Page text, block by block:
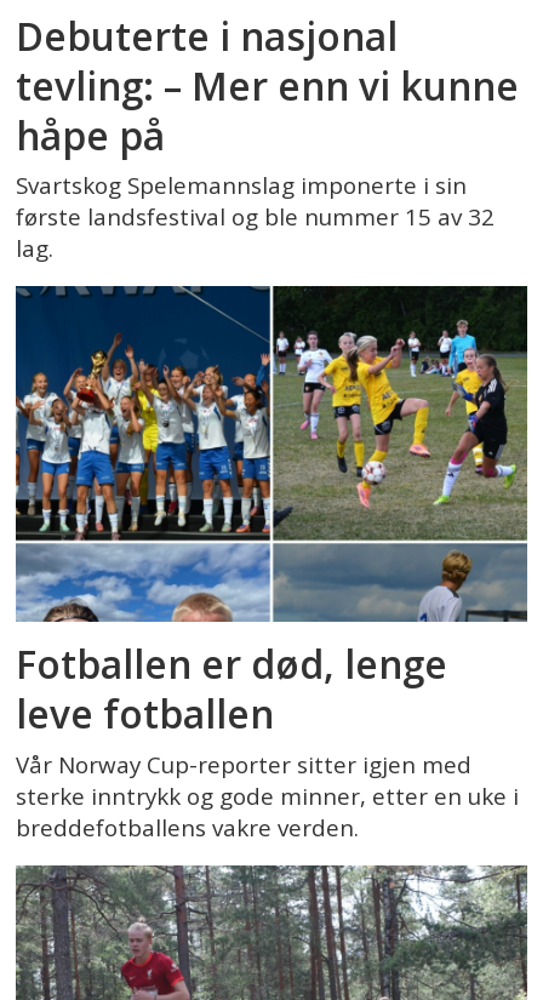
Debuterte i nasjonal
tevling: – Mer enn vi kunne
håpe på
Svartskog Spelemannslag imponerte i sin
første landsfestival og ble nummer 15 av 32
lag.
Fotballen er død, lenge
leve fotballen
Vår Norway Cup-reporter sitter igjen med
sterke inntrykk og gode minner, etter en uke i
breddefotballens vakre verden.